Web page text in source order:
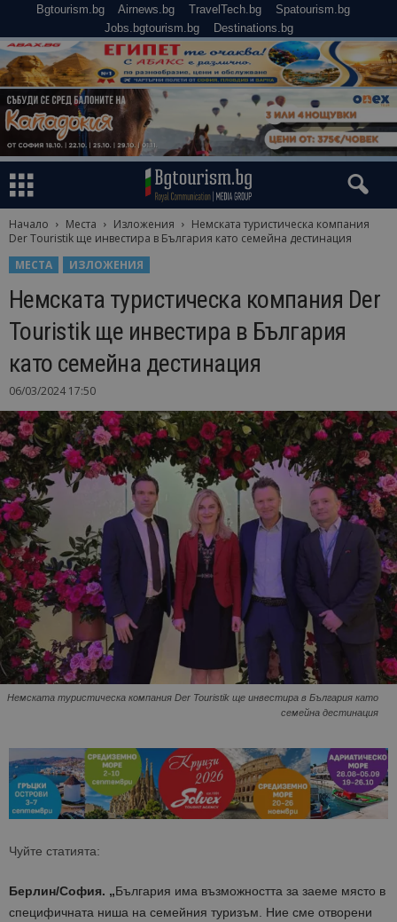
Bgtourism.bg Airnews.bg TravelTech.bg
Spatourism.bg
Jobs.bgtourism.bg
Destinations.bg
Начало Места Изложения
Немската туристическа компания
Der Touristik ще инвестира в България като семейна дестинация
МЕСТА
ИЗЛОЖЕНИЯ
Немската туристическа компания Der
Touristik ще инвестира в България
като семейна дестинация
06/03/2024 17:50
Немската туристическа компания Der Touristik ще инвестира в България като
семейна дестинация
Чуйте статията:
Берлин/София. „България има възможността за заеме място в
специфичната ниша на семейния туризъм. Ние сме отворени